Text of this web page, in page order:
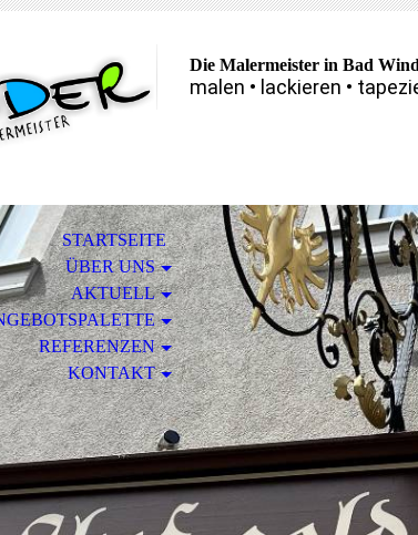
Die Malermeister in Bad
malen • lackieren •
STARTSEITE
ÜBER UNS
AKTUELL
REFERENZEN
KONTAKT